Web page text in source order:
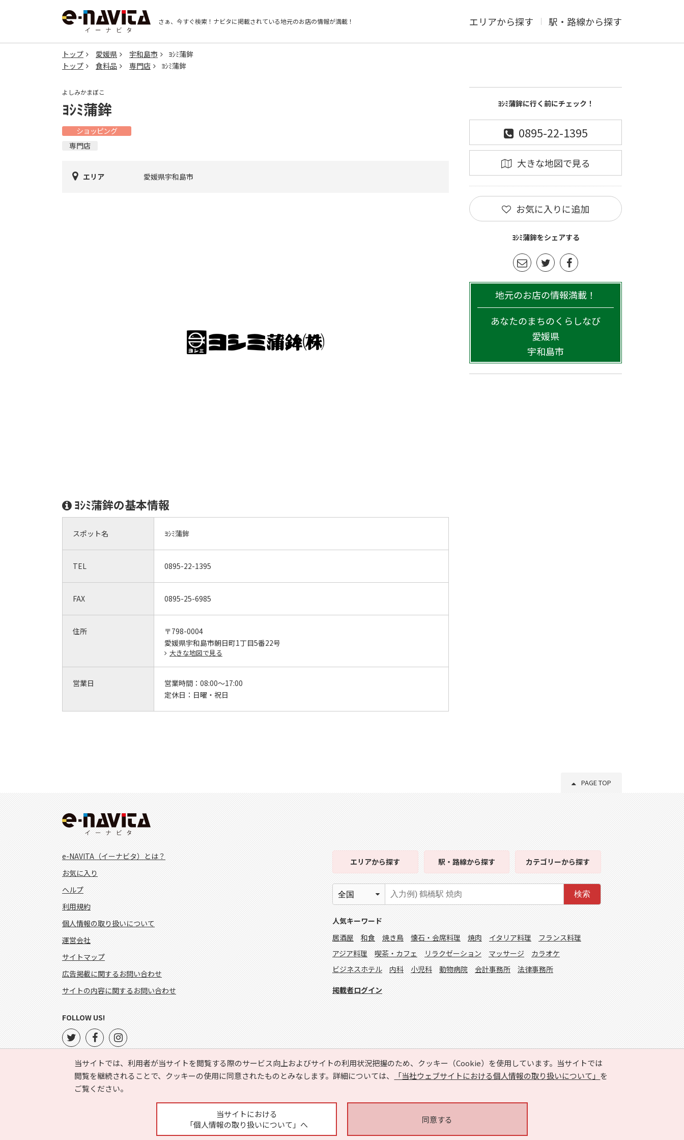
さぁ、今すぐ検索！ ナビタに掲載されている地元のお店の情報が満載！ エリアから探す 駅・路線から探す
トップ 愛媛県 宇和島市
ﾖｼﾐ蒲鉾
トップ
食料品 専門店 ﾖｼﾐ蒲鉾
よしみかまぼこ
ﾖｼﾐ蒲鉾
ショッピング
専門店
エリア 愛媛県宇和島市
ﾖｼﾐ蒲鉾の基本情報
スポット名 ﾖｼﾐ蒲鉾
TEL 0895-22-1395
FAX 0895-25-6985
住所
〒798-0004
愛媛県宇和島市朝日町1丁目5番22号
大きな地図で見る
営業日 営業時間： 08:00～17:00
定休日： 日曜・祝日
ﾖｼﾐ蒲鉾に行く前にチェック！
0895-22-1395
大きな地図で見る
お気に入りに追加
ﾖｼﾐ蒲鉾をシェアする
地元のお店の情報満載！
あなたのまちのくらしなび
愛媛県
宇和島市
PAGE TOP
当サイトでは、利用者が当サイトを閲覧する際のサービス向上およびサイトの利用状況把握のため、クッキー（Cookie）を使用しています。当サイトでは
閲覧を継続されることで、クッキーの使用に同意されたものとみなします。詳細については、
「当社ウェブサイトにおける個人情報の取り扱いについて」 を
ご覧ください。
当サイトにおける
「個人情報の取り扱いについて」へ
同意する
e-NAVITA（イーナビタ）とは？
お気に入り
ヘルプ
利用規約
個人情報の取り扱いについて
運営会社
サイトマップ
広告掲載に関するお問い合わせ
サイトの内容に関するお問い合わせ
エリアから探す 駅・路線から探す カテゴリーから探す
検索
人気キーワード
居酒屋
和食 焼き鳥 懐石・会席料理 焼肉 イタリア料理
フランス料理
アジア料理
喫茶・カフェ リラクゼーション マッサージ
カラオケ
ビジネスホテル
内科 小児科 動物病院 会計事務所 法律事務所
掲載者ログイン
FOLLOW US!
Copyright © HYOJITO.Co.,Ltd. All Rights Reserved.